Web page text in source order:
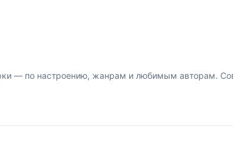
— по настроению, жанрам и любимым авторам.